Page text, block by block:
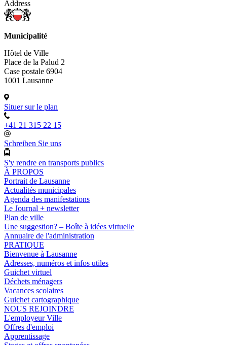
Address
Municipalité
Hôtel de Ville
Place de la Palud 2
Case postale 6904
1001 Lausanne
Situer sur le plan
+41 21 315 22 15
Schreiben Sie uns
S'y rendre en transports publics
À PROPOS
Portrait de Lausanne
Actualités municipales
Agenda des manifestations
Le Journal + newsletter
Plan de ville
Une suggestion? – Boîte à idées virtuelle
Annuaire de l'administration
PRATIQUE
Bienvenue à Lausanne
Adresses, numéros et infos utiles
Guichet virtuel
Déchets ménagers
Vacances scolaires
Guichet cartographique
NOUS REJOINDRE
L'employeur Ville
Offres d'emploi
Apprentissage